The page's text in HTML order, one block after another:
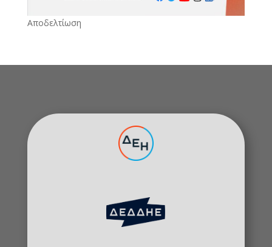
Αποδελτίωση